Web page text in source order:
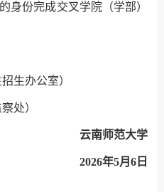
身份完成交叉学院（学部）
生办公室）
处）
云南师范大学
2026年5月6 日